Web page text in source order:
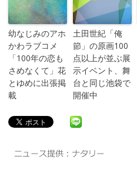
幼なじみのアホ
かわラブコメ
「100年の恋も
さめなくて」花
とゆめに出張掲
載
土田世紀「俺
節」の原画100
点以上が並ぶ展
示イベント、舞
台と同じ池袋で
開催中